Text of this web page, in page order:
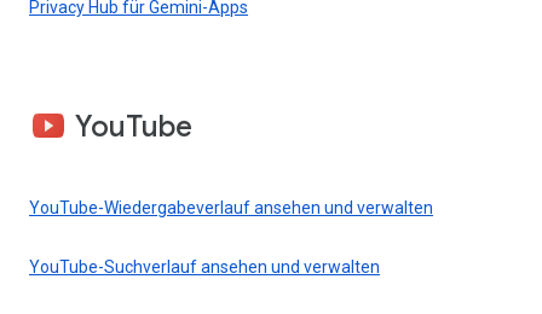
Privacy Hub für Gemini-Apps
YouTube
YouTube-Wiedergabeverlauf ansehen und verwalten
YouTube-Suchverlauf ansehen und verwalten